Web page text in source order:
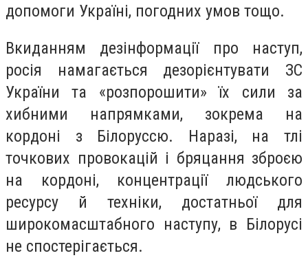
допомоги Україні, погодних умов тощо.
Вкиданням дезінформації про наступ,
росія намагається дезорієнтувати ЗС
України та «розпорошити» їх сили за
хибними напрямками, зокрема на
кордоні з Білоруссю. Наразі, на тлі
точкових провокацій і бряцання зброєю
на кордоні, концентрації людського
ресурсу й техніки, достатньої для
широкомасштабного наступу, в Білорусі
не спостерігається.